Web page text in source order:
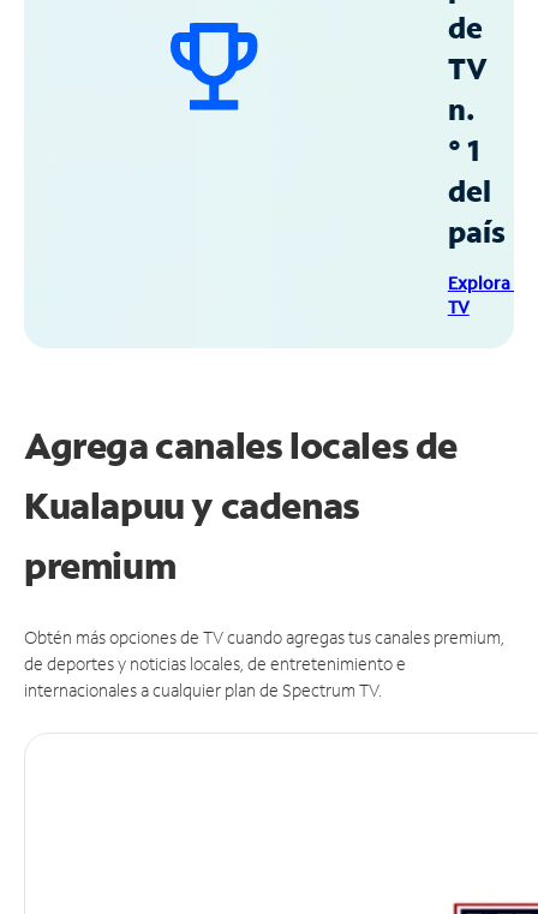
de
TV
n.
° 1
del
país
Explora
TV
Agrega canales locales de
Kualapuu y cadenas
premium
Obtén más opciones de TV cuando agregas tus canales premium,
de deportes y noticias locales, de entretenimiento e
internacionales a cualquier plan de Spectrum TV.